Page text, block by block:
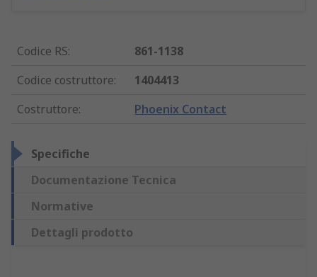
Codice RS:
861-1138
Codice costruttore:
1404413
Costruttore: Phoenix Contact
Specifiche
Documentazione Tecnica
Normative
Dettagli prodotto